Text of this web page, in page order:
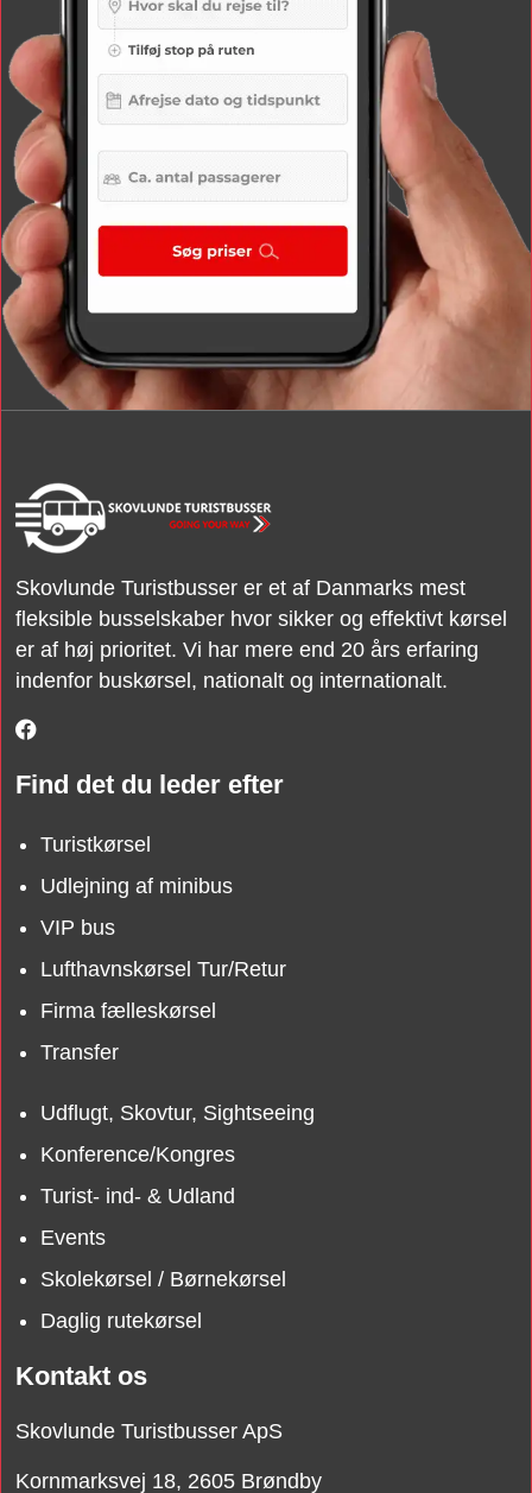
Skovlunde Turistbusser er et af Danmarks mest
fleksible busselskaber hvor sikker og effektivt kørsel
er af høj prioritet. Vi har mere end 20 års erfaring
indenfor buskørsel, nationalt og internationalt.​
Find det du leder efter
Turistkørsel
Udlejning af minibus
VIP bus
Lufthavnskørsel Tur/Retur
Firma fælleskørsel
Transfer
Udflugt, Skovtur, Sightseeing
Konference/Kongres
Turist- ind- & Udland
Events
Skolekørsel / Børnekørsel
Daglig rutekørsel
Kontakt os
Skovlunde Turistbusser ApS
Kornmarksvej 18, 2605 Brøndby